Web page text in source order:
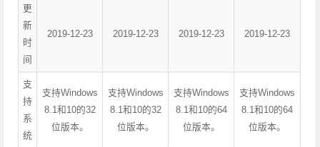
更
新
时
间
2019-12-23 2019-12-23 2019-12-23 2019-12-23
支
持
系
统
支持Windows
8.1和10的32
位版本。
支持Windows
8.1和10的32
位版本。
支持Windows
8.1和10的64
位版本。
支持Windows
8.1和10的64
位版本。